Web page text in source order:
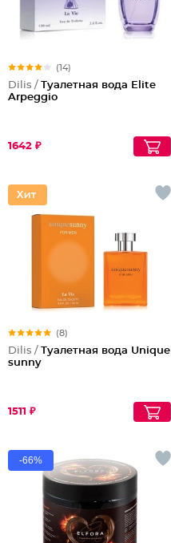
(14)
Dilis / Туалетная вода Elite
Arpeggio
1642 ₽
(8)
Dilis / Туалетная вода Unique
sunny
1511 ₽
-66%